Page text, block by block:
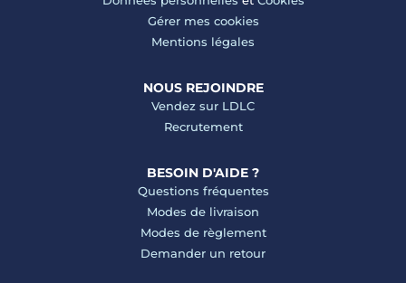
Gérer mes cookies
Mentions légales
NOUS REJOINDRE
Vendez sur LDLC
Recrutement
BESOIN D'AIDE ?
Questions fréquentes
Modes de livraison
Modes de règlement
Demander un retour